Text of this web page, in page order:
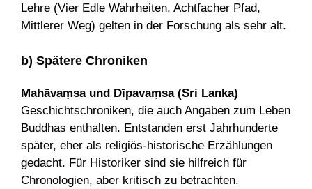
Lehre (Vier Edle Wahrheiten, Achtfacher Pfad,
Mittlerer Weg) gelten in der Forschung als sehr alt.
b) Spätere Chroniken
Mahāvaṃsa und Dīpavaṃsa (Sri Lanka)
Geschichtschroniken, die auch Angaben zum Leben
Buddhas enthalten. Entstanden erst Jahrhunderte
später, eher als religiös-historische Erzählungen
gedacht. Für Historiker sind sie hilfreich für
Chronologien, aber kritisch zu betrachten.